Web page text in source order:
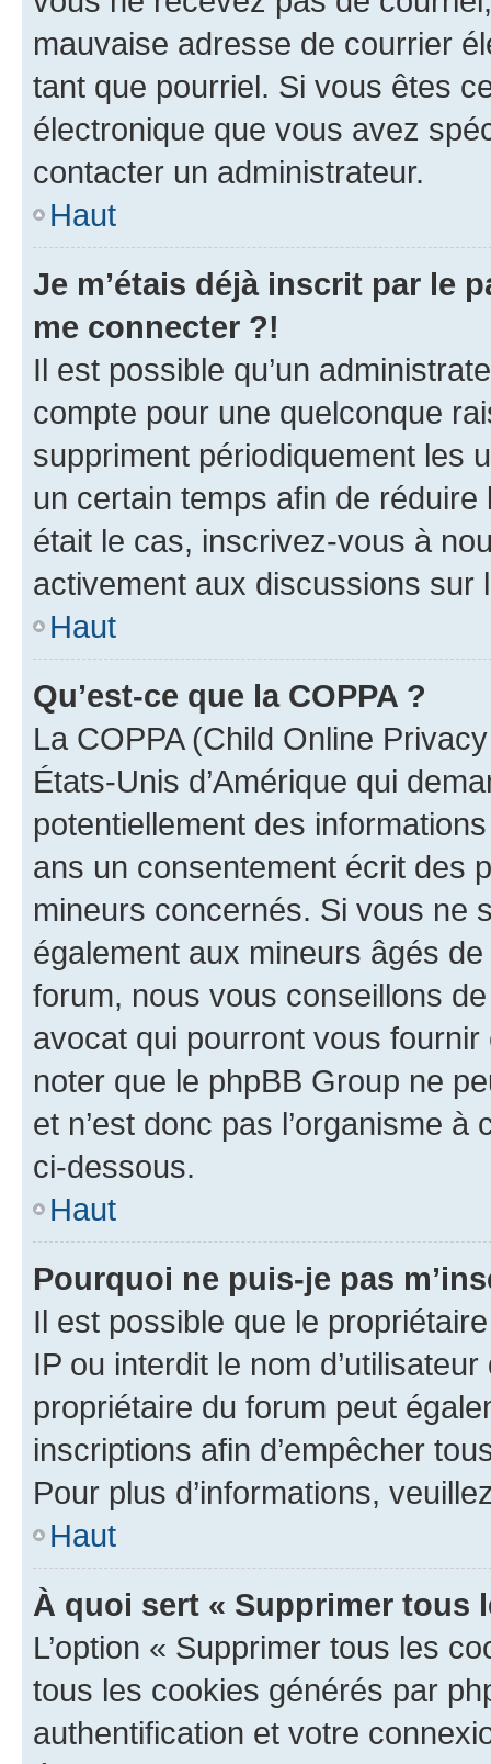
mauvaise adresse de courrier
tant que pourriel. Si vous êtes
électronique que vous avez
contacter un administrateur.
Haut
Je m’étais déjà inscrit par le
me connecter ?!
Il est possible qu’un
compte pour une quelconque
suppriment périodiquement les
un certain temps afin de
était le cas, inscrivez-vous à
activement aux discussions sur
Haut
Qu’est-ce que la COPPA ?
La COPPA (Child Online
États-Unis d’Amérique qui
potentiellement des
ans un consentement écrit des
mineurs concernés. Si vous ne
également aux mineurs âgés
forum, nous vous conseillons
avocat qui pourront vous
noter que le phpBB Group ne
et n’est donc pas l’organisme
ci-dessous.
Haut
Pourquoi ne puis-je pas
Il est possible que le
IP ou interdit le nom
propriétaire du forum peut
inscriptions afin d’empêcher
Pour plus d’informations,
Haut
À quoi sert « Supprimer tous
L’option « Supprimer tous les
tous les cookies générés par
authentification et votre